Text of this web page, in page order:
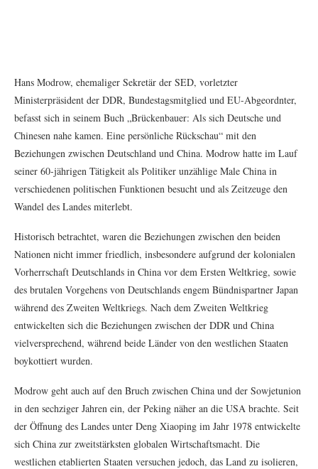
Hans Modrow, ehemaliger Sekretär der SED, vorletzter
Ministerpräsident der DDR, Bundestagsmitglied und EU-Abgeordnter,
befasst sich in seinem Buch „Brückenbauer: Als sich Deutsche und
Chinesen nahe kamen. Eine persönliche Rückschau“ mit den
Beziehungen zwischen Deutschland und China. Modrow hatte im Lauf
seiner 60-jährigen Tätigkeit als Politiker unzählige Male China in
verschiedenen politischen Funktionen besucht und als Zeitzeuge den
Wandel des Landes miterlebt.
Historisch betrachtet, waren die Beziehungen zwischen den beiden
Nationen nicht immer friedlich, insbesondere aufgrund der kolonialen
Vorherrschaft Deutschlands in China vor dem Ersten Weltkrieg, sowie
des brutalen Vorgehens von Deutschlands engem Bündnispartner Japan
während des Zweiten Weltkriegs. Nach dem Zweiten Weltkrieg
entwickelten sich die Beziehungen zwischen der DDR und China
vielversprechend, während beide Länder von den westlichen Staaten
boykottiert wurden.
Modrow geht auch auf den Bruch zwischen China und der Sowjetunion
in den sechziger Jahren ein, der Peking näher an die USA brachte. Seit
der Öffnung des Landes unter Deng Xiaoping im Jahr 1978 entwickelte
sich China zur zweitstärksten globalen Wirtschaftsmacht. Die
westlichen etablierten Staaten versuchen jedoch, das Land zu isolieren,